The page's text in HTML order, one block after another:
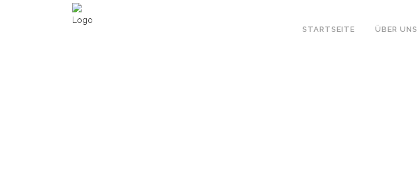
STARTSEITE ÜBER UNS